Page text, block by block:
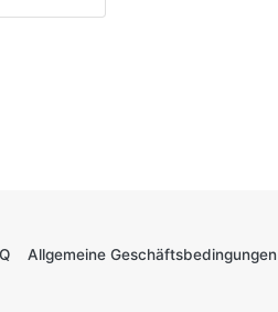
Allgemeine Geschäftsbedingungen